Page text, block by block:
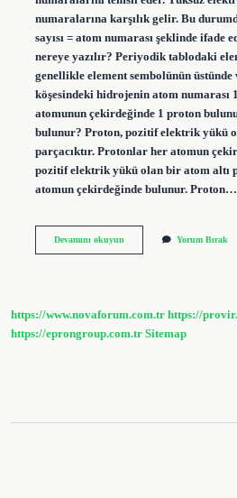
numaralarına karşılık gelir. Bu
sayısı = atom numarası şeklinde ifade
nereye yazılır? Periyodik tablodaki
genellikle element sembolünün
köşesindeki hidrojenin atom numarası
atomunun çekirdeğinde 1 proton
bulunur? Proton, pozitif elektrik yükü
parçacıktır. Protonlar her atomun
pozitif elektrik yükü olan bir atom altı
atomun çekirdeğinde bulunur. Proton…
Devamını okuyunAtom
Yorum Bırak
https://www.novaforum.com.tr https://
https://eprongroup.com.tr Sitemap